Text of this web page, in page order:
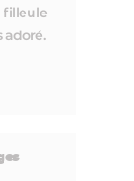
filleule
adoré.